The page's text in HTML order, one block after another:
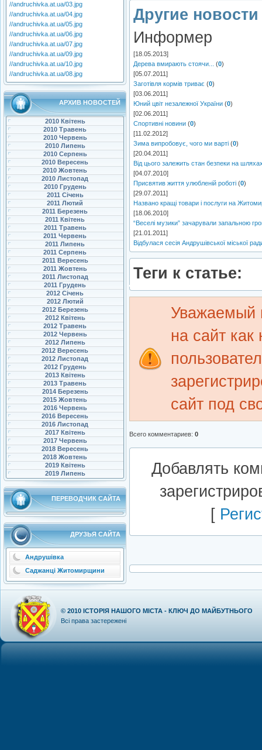
//andruchivka.at.ua/03.jpg
//andruchivka.at.ua/04.jpg
//andruchivka.at.ua/05.jpg
//andruchivka.at.ua/06.jpg
//andruchivka.at.ua/07.jpg
//andruchivka.at.ua/09.jpg
//andruchivka.at.ua/10.jpg
//andruchivka.at.ua/08.jpg
АРХИВ НОВОСТЕЙ
2010 Квітень
2010 Травень
2010 Червень
2010 Липень
2010 Серпень
2010 Вересень
2010 Жовтень
2010 Листопад
2010 Грудень
2011 Січень
2011 Лютий
2011 Березень
2011 Квітень
2011 Травень
2011 Червень
2011 Липень
2011 Серпень
2011 Вересень
2011 Жовтень
2011 Листопад
2011 Грудень
2012 Січень
2012 Лютий
2012 Березень
2012 Квітень
2012 Травень
2012 Червень
2012 Липень
2012 Вересень
2012 Листопад
2012 Грудень
2013 Квітень
2013 Травень
2014 Березень
2015 Жовтень
2016 Червень
2016 Вересень
2016 Листопад
2017 Квітень
2017 Червень
2018 Вересень
2018 Жовтень
2019 Квітень
2019 Липень
ПЕРЕВОДЧИК САЙТА
ДРУЗЬЯ САЙТА
Андрушівка
Саджанці Житомирщини
Другие
Информер
[18.05.2013]
Дерева вмирають стоячи...
(0)
[05.07.2011]
Заготівля кормів триває (0)
[03.06.2011]
Юний цвіт незалежної України (0)
[02.06.2011]
Спортивні новини (0)
[11.02.2012]
Зима випробовує, чого ми варті (0)
[20.04.2011]
Від цього залежить стан безпеки на
[04.07.2010]
Присвятив життя улюбленій роботі (0)
[29.07.2011]
Названо кращі товари і послуги на
[18.06.2010]
“Веселі музики” зачарували запальною
[21.01.2011]
Відбулася сесія Андрушівської міської
Теги к статье:
Уважаемый
на сайт как
сайт под
Всего комментариев: 0
Добавлять
[
© 2010 ІСТОРІЯ НАШОГО МІСТА - КЛЮЧ ДО МАЙБУТНЬОГО
Всі права застережені